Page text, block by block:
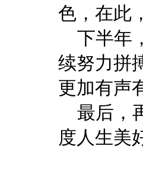
色，在此
下半年
续努力拼
更加有声
最后，
度人生美